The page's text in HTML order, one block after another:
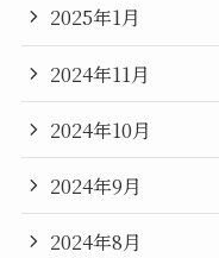
2025年1月
2024年11月
2024年10月
2024年9月
2024年8月